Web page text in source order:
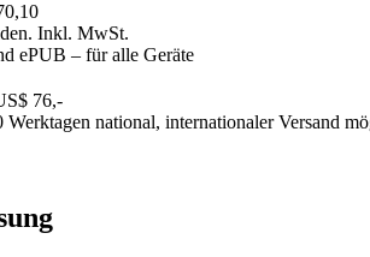
Inkl. MwSt.
ePUB – für alle Geräte
76,-
Werktagen national, internationaler Versand